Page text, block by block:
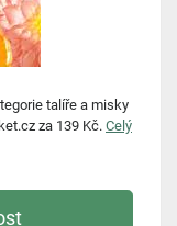
talíře a misky
za 139 Kč. Celý